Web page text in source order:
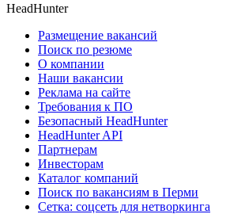
HeadHunter
Размещение вакансий
Поиск по резюме
О компании
Наши вакансии
Реклама на сайте
Требования к ПО
Безопасный HeadHunter
HeadHunter API
Партнерам
Инвесторам
Каталог компаний
Поиск по вакансиям в Перми
Сетка: соцсеть для нетворкинга